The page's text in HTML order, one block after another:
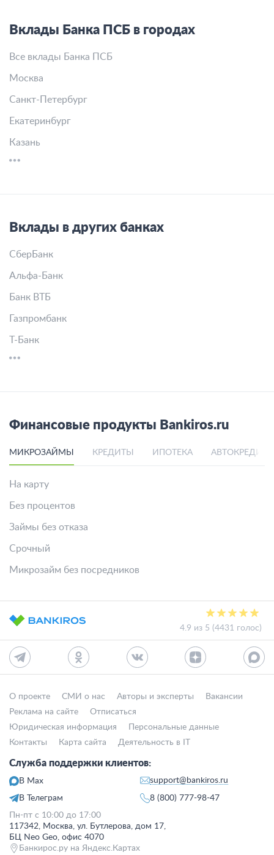
Вклады Банка ПСБ в городах
Все вклады Банка ПСБ
Москва
Санкт-Петербург
Екатеринбург
Казань
Вклады в других банках
СберБанк
Альфа-Банк
Банк ВТБ
Газпромбанк
Т-Банк
Финансовые продукты Bankiros.ru
МИКРОЗАЙМЫ КРЕДИТЫ ИПОТЕКА
На карту
Без процентов
Займы без отказа
Срочный
Микрозайм без посредников
4.9 из 5 (4431 голос)
О проекте СМИ о нас Авторы и эксперты
Вакансии
Реклама на сайте
Отписаться
Юридическая информация
Персональные данные
Контакты
Карта сайта Деятельность в IT
Служба поддержки клиентов:
В Max
В Телеграм
support@bankiros.ru
8 (800) 777-98-47
Пн-пт с 10:00 до 17:00
117342, Москва, ул. Бутлерова, дом 17,
БЦ Neo Geo, офис 4070
Банкирос.ру на Яндекс.Картах